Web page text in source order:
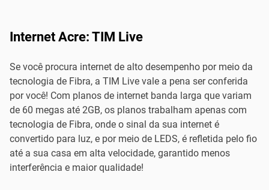
Internet Acre: TIM Live
Se você procura internet de alto desempenho por meio da
tecnologia de Fibra, a TIM Live vale a pena ser conferida
por você! Com planos de internet banda larga que variam
de 60 megas até 2GB, os planos trabalham apenas com
tecnologia de Fibra, onde o sinal da sua internet é
convertido para luz, e por meio de LEDS, é refletida pelo fio
até a sua casa em alta velocidade, garantido menos
interferência e maior qualidade!